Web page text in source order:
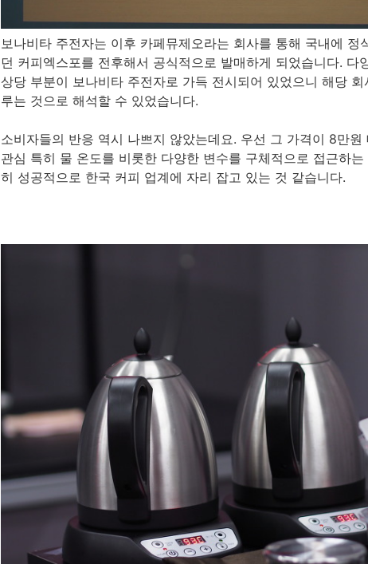
보나비타 주전자는 이후 카페뮤제오라는 회사를 통해 국내에 정
던 커피엑스포를 전후해서 공식적으로 발매하게 되었습니다. 다
상당 부분이 보나비타 주전자로 가득 전시되어 있었으니 해당
루는 것으로 해석할 수 있었습니다.
소비자들의 반응 역시 나쁘지 않았는데요. 우선 그 가격이 8만
관심 특히 물 온도를 비롯한 다양한 변수를 구체적으로 접근하
히 성공적으로 한국 커피 업계에 자리 잡고 있는 것 같습니다.